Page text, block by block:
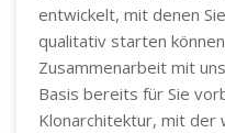
entwickelt, mit denen
qualitativ starten
Zusammenarbeit mit
Basis bereits für Sie
Klonarchitektur, mit der